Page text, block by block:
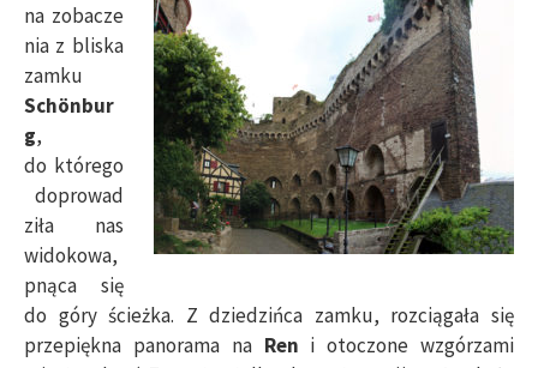
na zobacze
nia z bliska
zamku
Schönbur
g,
do którego
doprowad
ziła nas
widokowa,
pnąca się
do góry ścieżka. Z dziedzińca zamku, rozciągała się
przepiękna panorama na Ren i otoczone wzgórzami